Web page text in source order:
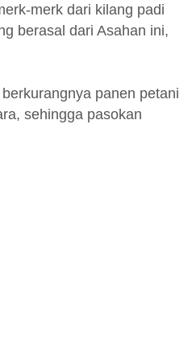
merk dari kilang padi
berasal dari Asahan ini,
panen petani
sehingga pasokan